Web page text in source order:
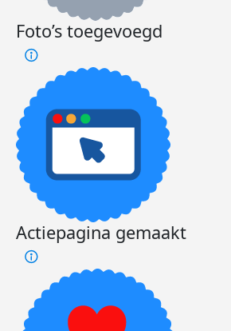
Foto’s toegevoegd
Actiepagina gemaakt